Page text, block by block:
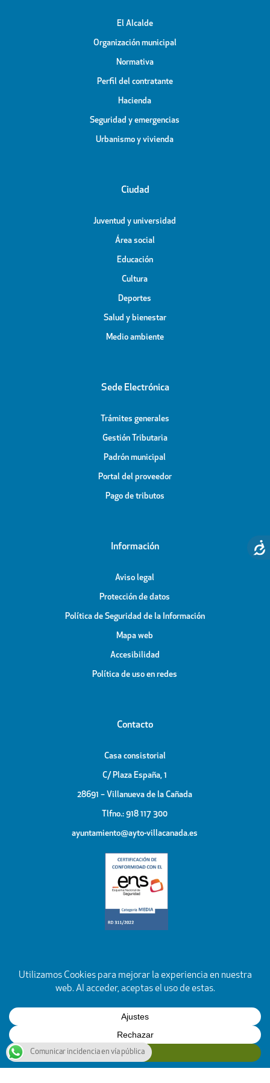
El Alcalde
Organización municipal
Normativa
Perfil del contratante
Hacienda
Seguridad y emergencias
Urbanismo y vivienda
Ciudad
Juventud y universidad
Área social
Educación
Cultura
Deportes
Salud y bienestar
Medio ambiente
Sede Electrónica
Trámites generales
Gestión Tributaria
Padrón municipal
Portal del proveedor
Pago de tributos
Información
Aviso legal
Protección de datos
Política de Seguridad de la Información
Mapa web
Accesibilidad
Política de uso en redes
Contacto
Casa consistorial
C/ Plaza España, 1
28691 – Villanueva de la Cañada
Tlfno.: 918 117 300
ayuntamiento@ayto-villacanada.es
Comunicar incidencia en vía pública